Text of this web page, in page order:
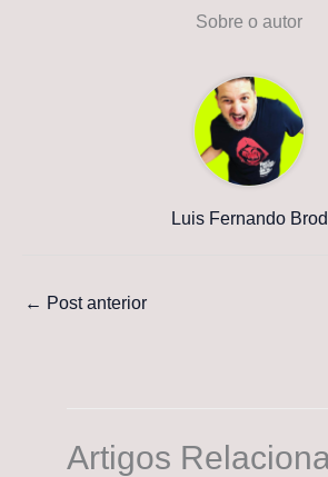
Sobre o autor
Luis Fernando Brod
← Post anterior
Artigos